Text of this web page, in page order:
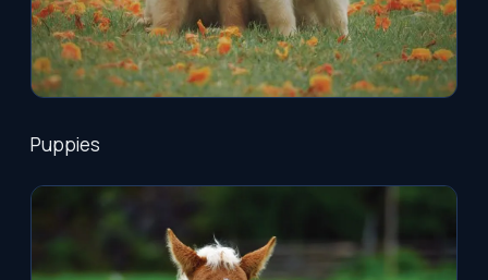
Puppies